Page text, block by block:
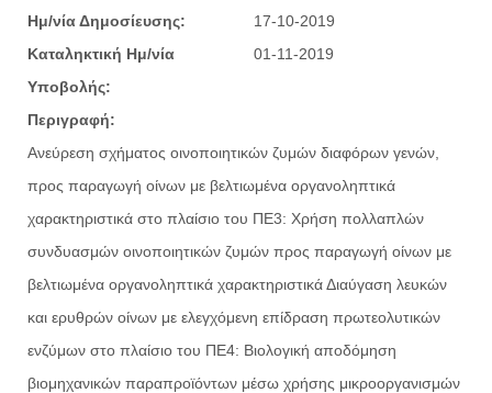
Ημ/νία Δημοσίευσης:
17-10-2019
Καταληκτική Ημ/νία
Υποβολής:
01-11-2019
Περιγραφή:
Ανεύρεση σχήματος οινοποιητικών ζυμών διαφόρων γενών,
προς παραγωγή οίνων με βελτιωμένα οργανοληπτικά
χαρακτηριστικά στο πλαίσιο του ΠΕ3: Χρήση πολλαπλών
συνδυασμών οινοποιητικών ζυμών προς παραγωγή οίνων με
βελτιωμένα οργανοληπτικά χαρακτηριστικά Διαύγαση λευκών
και ερυθρών οίνων με ελεγχόμενη επίδραση πρωτεολυτικών
ενζύμων στο πλαίσιο του ΠΕ4: Βιολογική αποδόμηση
βιομηχανικών παραπροϊόντων μέσω χρήσης μικροοργανισμών